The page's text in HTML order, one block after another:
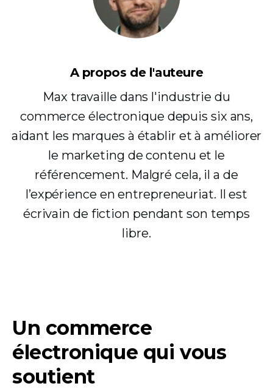
A propos de l'auteure
Max travaille dans l'industrie du
commerce électronique depuis six ans,
aidant les marques à établir et à améliorer
le marketing de contenu et le
référencement. Malgré cela, il a de
l’expérience en entrepreneuriat. Il est
écrivain de fiction pendant son temps
libre.
Un commerce
électronique qui vous
soutient